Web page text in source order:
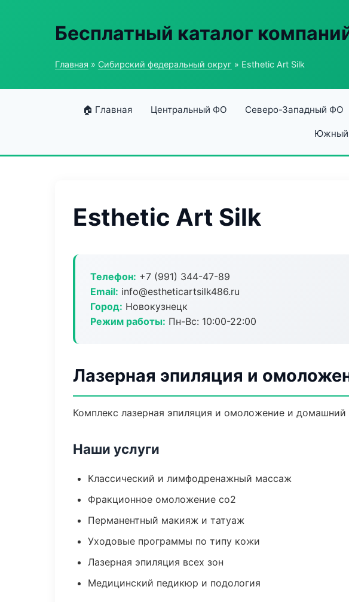
Бесплатный каталог
Главная » Сибирский федеральный округ » Esthetic Art Silk
🏠 Главная Центральный ФО Северо-Западный ФО
Esthetic Art Silk
Телефон: +7 (991) 344-47-89
Email: info@estheticartsilk486.ru
Город: Новокузнецк
Режим работы: Пн-Вс: 10:00-22:00
Лазерная эпиляция и
Комплекс лазерная эпиляция и омоложение и
Наши услуги
Классический и лимфодренажный массаж
Фракционное омоложение co2
Перманентный макияж и татуаж
Уходовые программы по типу кожи
Лазерная эпиляция всех зон
Медицинский педикюр и подология